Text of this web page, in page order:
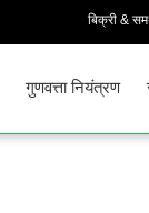
बिक्री &
गुणवत्ता नियंत्रण